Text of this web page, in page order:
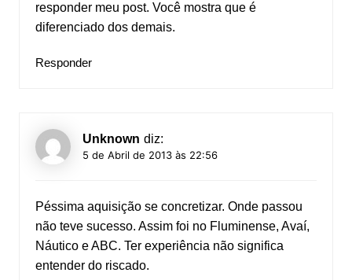
responder meu post. Você mostra que é
diferenciado dos demais.
Responder
Unknown diz:
5 de Abril de 2013 às 22:56
Péssima aquisição se concretizar. Onde passou
não teve sucesso. Assim foi no Fluminense, Avaí,
Náutico e ABC. Ter experiência não significa
entender do riscado.